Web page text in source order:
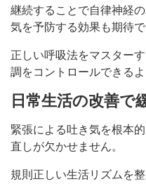
継続することで自律神経
気を予防する効果も期待で
正しい呼吸法をマスター
調をコントロールできる
日常生活の改善で
緊張による吐き気を根本
直しが欠かせません。
規則正しい生活リズムを